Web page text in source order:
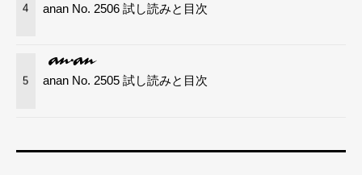
4 anan No. 2506 試し読みと目次
5 anan No. 2505 試し読みと目次